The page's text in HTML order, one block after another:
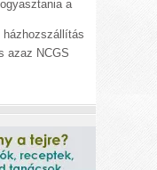
a
azaz NCGS